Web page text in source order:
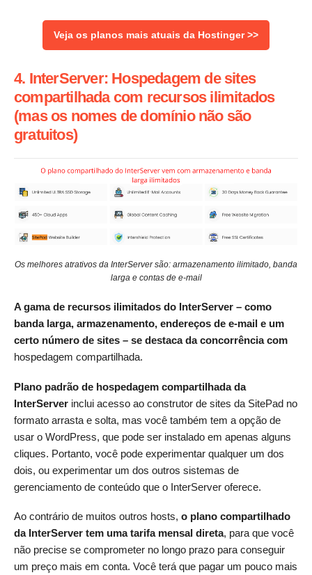
Veja os planos mais atuais da Hostinger >>
4. InterServer: Hospedagem de sites
compartilhada com recursos ilimitados
(mas os nomes de domínio não são
gratuitos)
Os melhores atrativos da InterServer são: armazenamento ilimitado, banda
larga e contas de e-mail
A gama de recursos ilimitados do InterServer – como
banda larga, armazenamento, endereços de e-mail e um
certo número de sites – se destaca da concorrência com
hospedagem compartilhada.
Plano padrão de hospedagem compartilhada da
InterServer inclui acesso ao construtor de sites da SitePad no
formato arrasta e solta, mas você também tem a opção de
usar o WordPress, que pode ser instalado em apenas alguns
cliques. Portanto, você pode experimentar qualquer um dos
dois, ou experimentar um dos outros sistemas de
gerenciamento de conteúdo que o InterServer oferece.
Ao contrário de muitos outros hosts, o plano compartilhado
da InterServer tem uma tarifa mensal direta, para que você
não precise se comprometer no longo prazo para conseguir
um preço mais em conta. Você terá que pagar um pouco mais